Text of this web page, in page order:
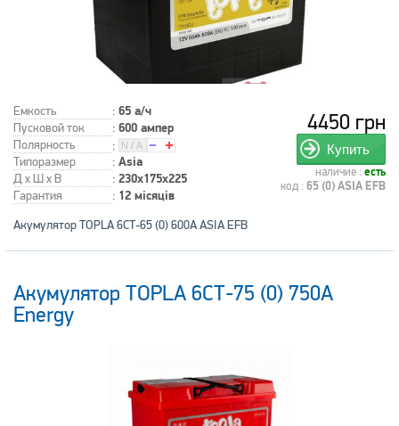
Емкость : 65 а/ч
Пусковой ток : 600 ампер
Полярность
:
Типоразмер
: Asia
Д x Ш x В : 230x175x225
Гарантия : 12 місяців
4450 грн
Купить
наличие : есть
код : 65 (0) ASIA EFB
Акумулятор TOPLA 6СТ-65 (0) 600А ASIA EFB
Акумулятор TOPLA 6СТ-75 (0) 750А
Energy